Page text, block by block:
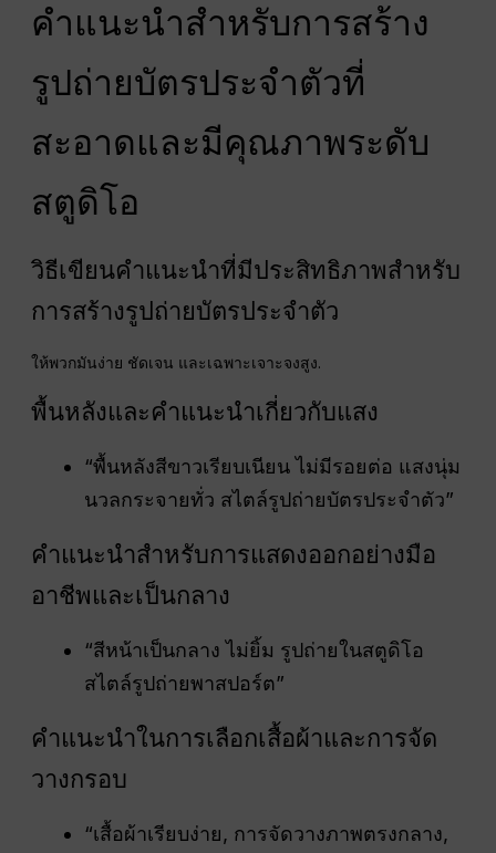
คำแนะนำสำหรับการสร้าง
รูปถ่ายบัตรประจำตัวที่
สะอาดและมีคุณภาพระดับ
สตูดิโอ
วิธีเขียนคำแนะนำที่มีประสิทธิภาพสำหรับ
การสร้างรูปถ่ายบัตรประจำตัว
ให้พวกมันง่าย ชัดเจน และเฉพาะเจาะจงสูง.
พื้นหลังและคำแนะนำเกี่ยวกับแสง
“พื้นหลังสีขาวเรียบเนียน ไม่มีรอยต่อ แสงนุ่ม
นวลกระจายทั่ว สไตล์รูปถ่ายบัตรประจำตัว”
คำแนะนำสำหรับการแสดงออกอย่างมือ
อาชีพและเป็นกลาง
“สีหน้าเป็นกลาง ไม่ยิ้ม รูปถ่ายในสตูดิโอ
สไตล์รูปถ่ายพาสปอร์ต”
คำแนะนำในการเลือกเสื้อผ้าและการจัด
วางกรอบ
“เสื้อผ้าเรียบง่าย, การจัดวางภาพตรงกลาง,